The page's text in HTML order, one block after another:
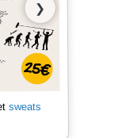
❯
sweats